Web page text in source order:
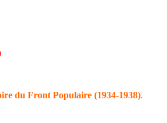
du Front Populaire (1934-1938).